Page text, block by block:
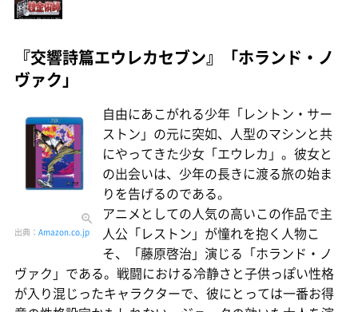
『交響詩篇エウレカセブン』「ホランド・ノ
ヴァク」
出典： Amazon.co.jp
自由にあこがれる少年「レントン・サー
ストン」の元に突如、人型のマシンと共
にやってきた少女「エウレカ」。彼女と
の出会いは、少年の長きに渡る旅の始ま
りを告げるのである。
アニメとしての人気の高いこの作品で主
人公「レストン」が憧れを抱く人物こ
そ、「藤原啓治」演じる「ホランド・ノ
ヴァク」である。戦闘における冷静さと子供っぽい性格
が入り混じったキャラクターで、彼にとっては一番お得